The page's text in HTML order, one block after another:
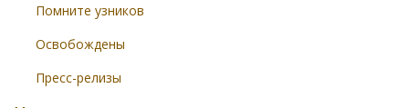
Помните узников
Освобождены
Пресс-релизы